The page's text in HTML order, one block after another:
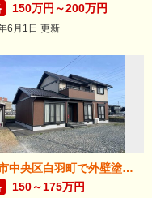
150万円～200万円
6月1日 更新
浜松市中央区白羽町で外壁塗装完成。
150～175万円